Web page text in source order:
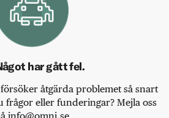
har gått fel.
åtgärda problemet så snart
frågor eller funderingar? Mejla oss